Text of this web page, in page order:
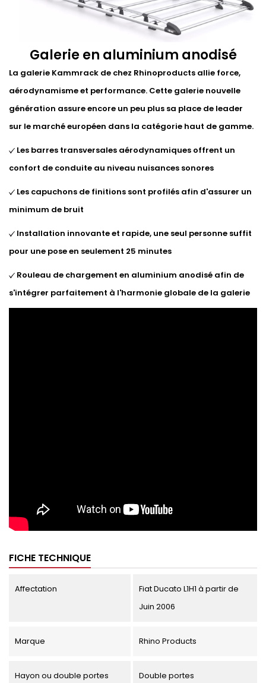
Galerie en aluminium anodisé
La galerie Kammrack de chez Rhinoproducts allie force,
aérodynamisme et performance. Cette galerie nouvelle
génération assure encore un peu plus sa place de leader
sur le marché européen dans la catégorie haut de gamme.
Les barres transversales aérodynamiques offrent un
confort de conduite au niveau nuisances sonores
Les capuchons de finitions sont profilés afin d'assurer un
minimum de bruit
Installation innovante et rapide, une seul personne suffit
pour une pose en seulement 25 minutes
Rouleau de chargement en aluminium anodisé afin de
s'intégrer parfaitement à l'harmonie globale de la galerie
FICHE TECHNIQUE
Affectation
Fiat Ducato L1H1 à partir de
Juin 2006
Marque Rhino Products
Hayon ou double portes Double portes